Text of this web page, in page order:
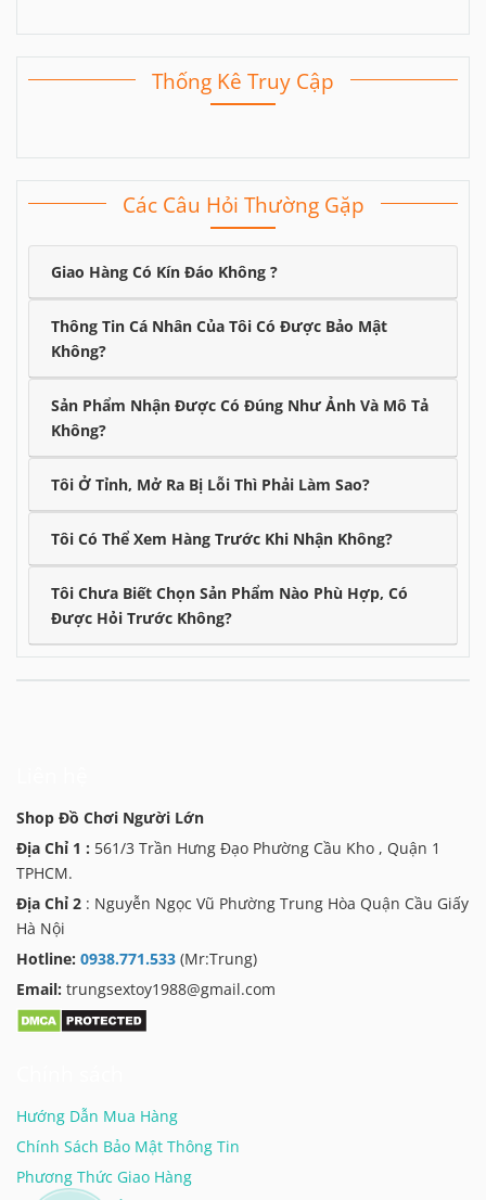
Sử dụng 100% silicon y tế đạt chuẩn kiểm định
FDA/CE, tương thích sinh học và an toàn tuyệt
Giao hàng hỏa tốc
HN/HCM với quy trình đóng gói bảo mật và kín
đáo tuyệt đối.
Bảo hành uy tín
kết lỗi 1 đổi 1 nhanh chóng nếu có sự cố từ nhà
cá nhân của bạn.
Các Nhóm Sản Phẩm Chuyên
Dụng
Máy Rung
Cầm Tay Mini
cầm tay linh hoạt tiện lợi.
Thống Kê Truy Cập
Các Câu Hỏi Thường Gặp
Giao Hàng Có Kín Đáo Không ?
Thông Tin Cá Nhân Của Tôi Có Được Bảo Mật
Không?
Sản Phẩm Nhận Được Có Đúng Như Ảnh Và Mô Tả
Không?
Tôi Ở Tỉnh, Mở Ra Bị Lỗi Thì Phải Làm Sao?
Tôi Có Thể Xem Hàng Trước Khi Nhận Không?
Tôi Chưa Biết Chọn Sản Phẩm Nào Phù Hợp, Có
Được Hỏi Trước Không?
Shop Đồ Chơi Người Lớn
Địa Chỉ 1 : 561/3 Trần Hưng Đạo Phường Cầu Kho , Quận 1
TPHCM.
Địa Chỉ 2 : Nguyễn Ngọc Vũ Phường Trung Hòa Quận Cầu Giấy
Hà Nội
Hotline: 0938.771.533 (Mr:Trung)
Email: trungsextoy1988@gmail.com
Hướng Dẫn Mua Hàng
Chính Sách Bảo Mật Thông Tin
Phương Thức Giao Hàng